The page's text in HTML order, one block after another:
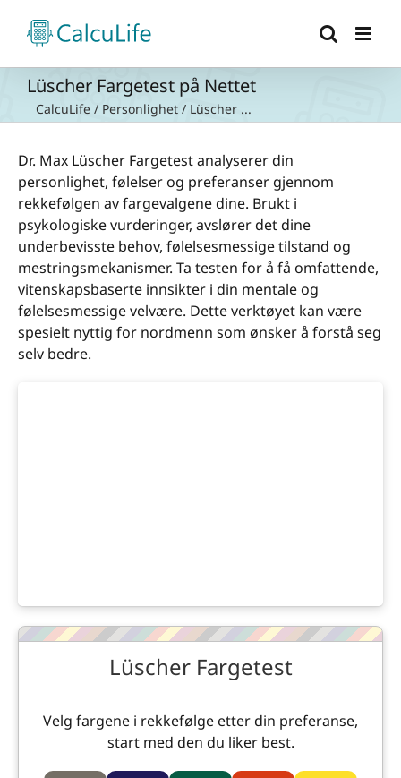
content
Lüscher Fargetest på Nettet
CalcuLife / Personlighet / Lüscher ...
Dr. Max Lüscher Fargetest analyserer din
personlighet, følelser og preferanser gjennom
rekkefølgen av fargevalgene dine. Brukt i
psykologiske vurderinger, avslører det dine
underbevisste behov, følelsesmessige tilstand og
mestringsmekanismer. Ta testen for å få omfattende,
vitenskapsbaserte innsikter i din mentale og
følelsesmessige velvære. Dette verktøyet kan være
spesielt nyttig for nordmenn som ønsker å forstå seg
selv bedre.
Lüscher Fargetest
Velg fargene i rekkefølge etter din preferanse,
start med den du liker best.